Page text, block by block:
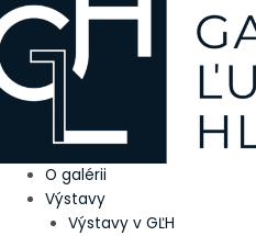
Preskočiť
na
obsah
Main
Menu
O galérii
Výstavy
Výstavy v GĽH
Post
navigation